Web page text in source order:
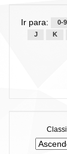
Ir para: 0-9
J
K